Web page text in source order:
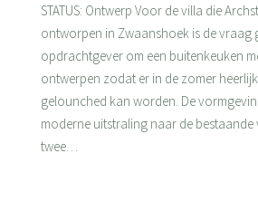
STATUS: Ontwerp Voor de villa die
ontworpen in Zwaanshoek is de vraag
opdrachtgever om een buitenkeuken
ontwerpen zodat er in de zomer
gelounched kan worden. De
moderne uitstraling naar de bestaande
twee…